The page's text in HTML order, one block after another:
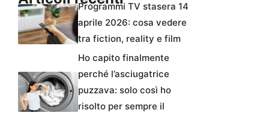
Programmi TV stasera 14
aprile 2026: cosa vedere
tra fiction, reality e film
Ho capito finalmente
perché l’asciugatrice
puzzava: solo così ho
risolto per sempre il